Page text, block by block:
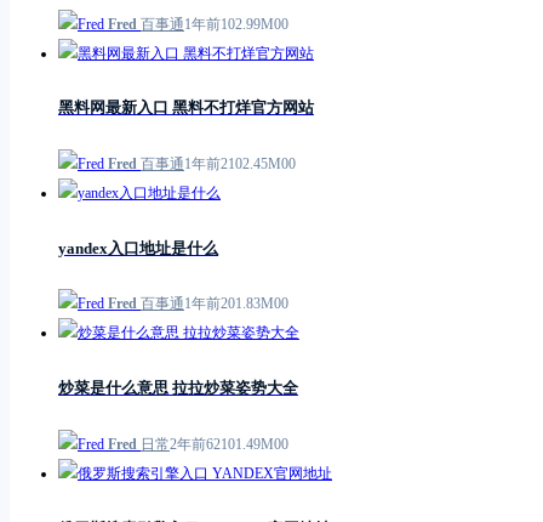
Fred 百事通1年前102.99M00
黑料网最新入口 黑料不打烊官方网站
Fred 百事通1年前2102.45M00
yandex入口地址是什么
Fred 百事通1年前201.83M00
炒菜是什么意思 拉拉炒菜姿势大全
Fred 日常2年前62101.49M00